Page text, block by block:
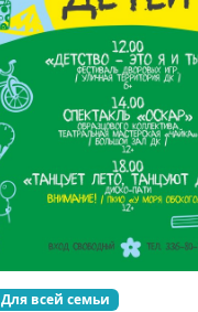
Для всей семьи